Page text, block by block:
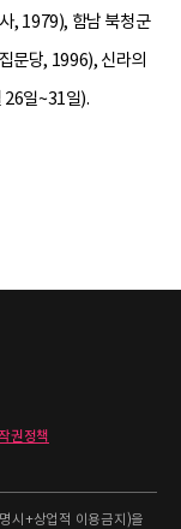
, 1979), 함남 북청군
문당, 1996), 신라의
26일~31일).
권정책
시+상업적 이용금지)을